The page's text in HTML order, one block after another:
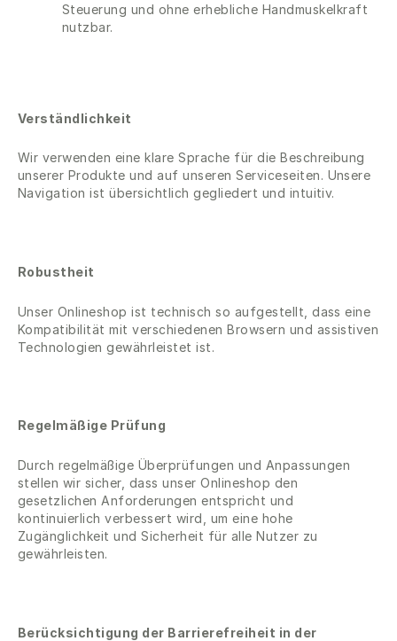
Steuerung und ohne erhebliche Handmuskelkraft
nutzbar.
Verständlichkeit
Wir verwenden eine klare Sprache für die Beschreibung
unserer Produkte und auf unseren Serviceseiten. Unsere
Navigation ist übersichtlich gegliedert und intuitiv.
Robustheit
Unser Onlineshop ist technisch so aufgestellt, dass eine
Kompatibilität mit verschiedenen Browsern und assistiven
Technologien gewährleistet ist.
Regelmäßige Prüfung
Durch regelmäßige Überprüfungen und Anpassungen
stellen wir sicher, dass unser Onlineshop den
gesetzlichen Anforderungen entspricht und
kontinuierlich verbessert wird, um eine hohe
Zugänglichkeit und Sicherheit für alle Nutzer zu
gewährleisten.
Berücksichtigung der Barrierefreiheit in der